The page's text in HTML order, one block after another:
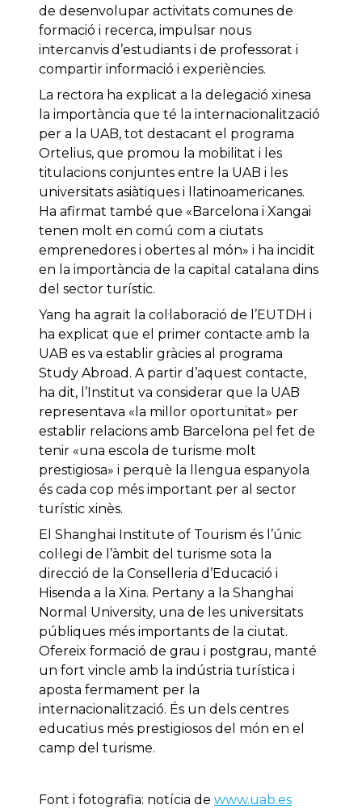
de desenvolupar activitats comunes de
formació i recerca, impulsar nous
intercanvis d’estudiants i de professorat i
compartir informació i experiències.
La rectora ha explicat a la delegació xinesa
la importància que té la internacionalització
per a la UAB, tot destacant el programa
Ortelius, que promou la mobilitat i les
titulacions conjuntes entre la UAB i les
universitats asiàtiques i llatinoamericanes.
Ha afirmat també que «Barcelona i Xangai
tenen molt en comú com a ciutats
emprenedores i obertes al món» i ha incidit
en la importància de la capital catalana dins
del sector turístic.
Yang ha agraït la col·laboració de l’EUTDH i
ha explicat que el primer contacte amb la
UAB es va establir gràcies al programa
Study Abroad. A partir d’aquest contacte,
ha dit, l’Institut va considerar que la UAB
representava «la millor oportunitat» per
establir relacions amb Barcelona pel fet de
tenir «una escola de turisme molt
prestigiosa» i perquè la llengua espanyola
és cada cop més important per al sector
turístic xinès.
El Shanghai Institute of Tourism és l’únic
col·legi de l’àmbit del turisme sota la
direcció de la Conselleria d’Educació i
Hisenda a la Xina. Pertany a la Shanghai
Normal University, una de les universitats
públiques més importants de la ciutat.
Ofereix formació de grau i postgrau, manté
un fort vincle amb la indústria turística i
aposta fermament per la
internacionalització. És un dels centres
educatius més prestigiosos del món en el
camp del turisme.
Font i fotografia: notícia de www.uab.es